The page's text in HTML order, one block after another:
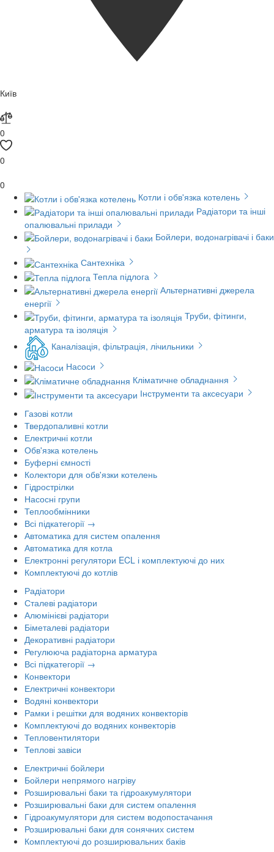
Київ
0
0
0
Котли і обв'язка котелень
Радіатори та інші
опалювальні прилади
Бойлери, водонагрівачі і баки
Сантехніка
Тепла підлога
Альтернативні джерела
енергії
Труби, фітинги,
арматура та ізоляція
Каналізація, фільтрація, лічильники
Насоси
Кліматичне обладнання
Інструменти та аксесуари
Газові котли
Твердопаливні котли
Електричні котли
Обв'язка котелень
Буферні ємності
Колектори для обв'язки котелень
Гідрострілки
Насосні групи
Теплообмінники
Всі підкатегорії →
Автоматика для систем опалення
Автоматика для котла
Електронні регулятори ECL і комплектуючі до них
Комплектуючі до котлів
Радіатори
Сталеві радіатори
Алюмінієві радіатори
Біметалеві радіатори
Декоративні радіатори
Регулююча радіаторна арматура
Всі підкатегорії →
Конвектори
Електричні конвектори
Водяні конвектори
Рамки і решітки для водяних конвекторів
Комплектуючі до водяних конвекторів
Тепловентилятори
Теплові завіси
Електричні бойлери
Бойлери непрямого нагріву
Розширювальні баки та гідроакумулятори
Розширювальні баки для систем опалення
Гідроакумулятори для систем водопостачання
Розширювальні баки для сонячних систем
Комплектуючі до розширювальних баків